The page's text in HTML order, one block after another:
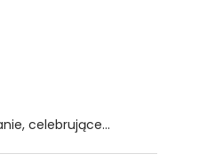
celebrujące...